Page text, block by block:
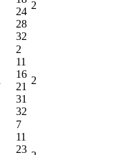
24
28
32
2
2
11
16
21
31
32
2
7
11
23